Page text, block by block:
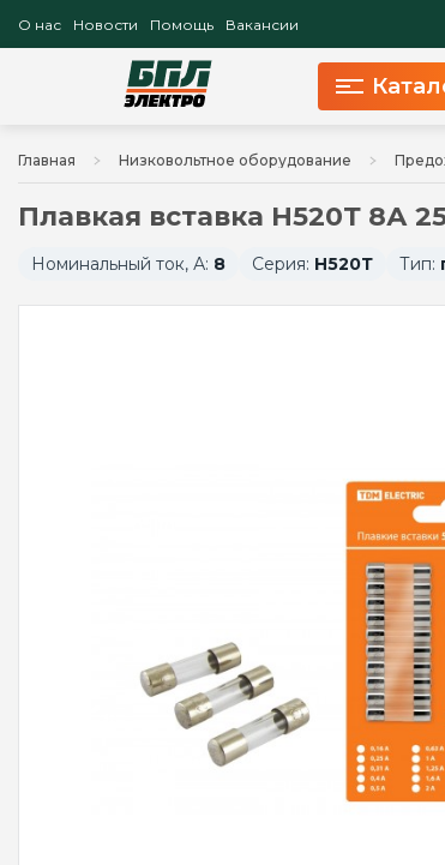
О нас Новости Помощь Вакансии
Главная Низковольтное оборудование
Плавкая вставка Н520Т 8А
Номинальный ток, А: 8 Серия: Н520Т Тип: